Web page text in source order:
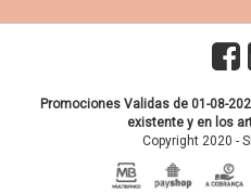
Promociones Validas de 01-08-
existente y en los
Copyright 2020 -